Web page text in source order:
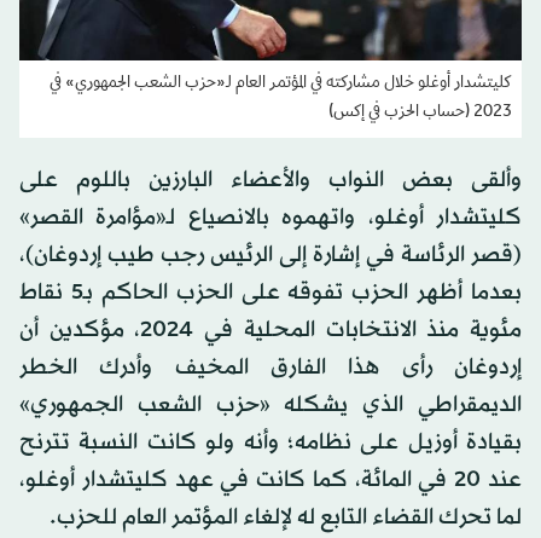
كليتشدار أوغلو خلال مشاركته في المؤتمر العام لـ«حزب الشعب الجمهوري» في
2023 (حساب الحزب في إكس)
وألقى بعض النواب والأعضاء البارزين باللوم على
كليتشدار أوغلو، واتهموه بالانصياع لـ«مؤامرة القصر»
(قصر الرئاسة في إشارة إلى الرئيس رجب طيب إردوغان)،
بعدما أظهر الحزب تفوقه على الحزب الحاكم بـ5 نقاط
مئوية منذ الانتخابات المحلية في 2024، مؤكدين أن
إردوغان رأى هذا الفارق المخيف وأدرك الخطر
الديمقراطي الذي يشكله «حزب الشعب الجمهوري»
بقيادة أوزيل على نظامه؛ وأنه ولو كانت النسبة تترنح
عند 20 في المائة، كما كانت في عهد كليتشدار أوغلو،
لما تحرك القضاء التابع له لإلغاء المؤتمر العام للحزب.